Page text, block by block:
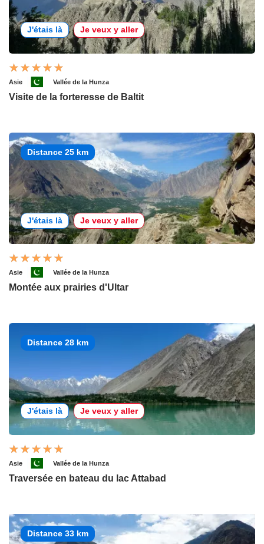
J'étais là Je veux y aller
Asie Vallée de la Hunza
Visite de la forteresse de Baltit
Distance 25 km
J'étais là Je veux y aller
Asie Vallée de la Hunza
Montée aux prairies d'Ultar
Distance 28 km
J'étais là Je veux y aller
Asie Vallée de la Hunza
Traversée en bateau du lac Attabad
Distance 33 km